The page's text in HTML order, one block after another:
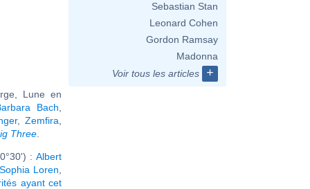
Lune en
Bach
, Zemfira
Three
: Albert
Sophia Loren
ayant cet
Sebastian Stan
Leonard Cohen
Gordon Ramsay
Madonna
Voir tous les articles
+